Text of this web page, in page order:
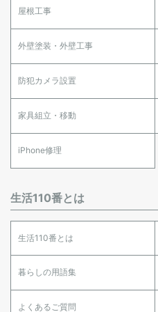
屋根工事
外壁塗装・外壁工事
防犯カメラ設置
家具組立・移動
iPhone修理
生活110番とは
生活110番とは
暮らしの用語集
よくあるご質問